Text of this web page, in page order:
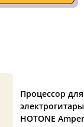
Процессор для
электрогитары
HOTONE